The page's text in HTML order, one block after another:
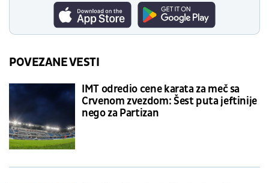
POVEZANE VESTI
IMT odredio cene karata za meč sa
Crvenom zvezdom: Šest puta jeftinije
nego za Partizan